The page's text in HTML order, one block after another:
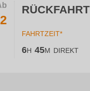
RÜCKFAHRT
FAHRTZEIT*
6H 45M DIREKT